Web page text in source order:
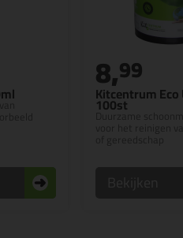
Kitcentrum
100st
Duurzame
8,99